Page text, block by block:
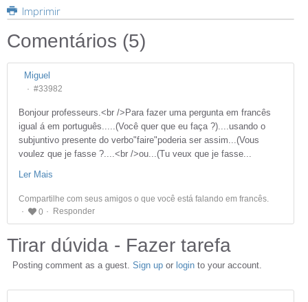
Imprimir
Comentários (5)
Miguel
#33982
Bonjour professeurs.<br />Para fazer uma pergunta em francês
igual á em português.....(Você quer que eu faça ?)....usando o
subjuntivo presente do verbo"faire"poderia ser assim...(Vous
voulez que je fasse ?....<br />ou...(Tu veux que je fasse...
Ler Mais
Compartilhe com seus amigos o que você está falando em francês.
0
Responder
Tirar dúvida - Fazer tarefa
Posting comment as a guest. Sign up or login to your account.